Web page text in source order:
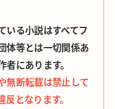
いる小説はすべてフ
体等とは一切関係あ
にあります。
無断転載は禁止して
となります。